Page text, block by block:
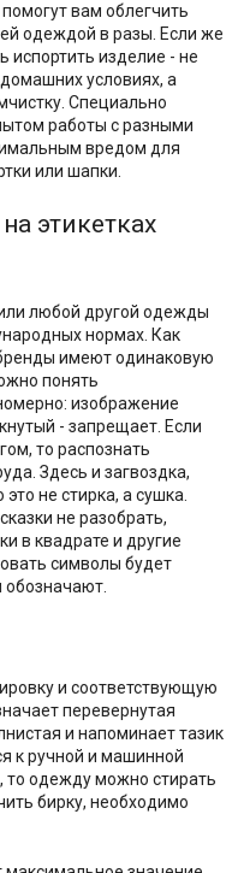
вам облегчить
одеждой в разы. Если же
испортить изделие - не
условиях, а
Специально
работы с разными
вредом для
или шапки.
этикетках
или любой другой одежды
нормах. Как
имеют одинаковую
понять
изображение
- запрещает. Если
то распознать
Здесь и загвоздка,
не стирка, а сушка.
не разобрать,
в квадрате и другие
символы будет
обозначают.
и соответствующую
перевернутая
и напоминает тазик
к ручной и машинной
то одежду можно стирать
бирку, необходимо